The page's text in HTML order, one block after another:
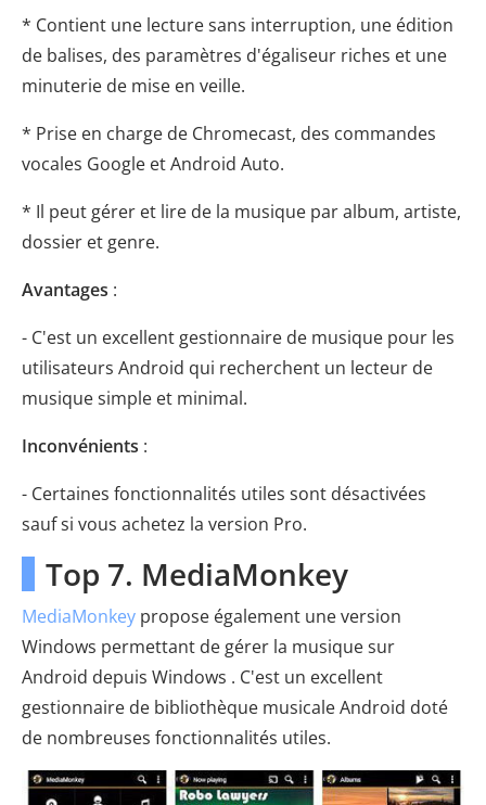
* Contient une lecture sans interruption, une édition
de balises, des paramètres d'égaliseur riches et une
minuterie de mise en veille.
* Prise en charge de Chromecast, des commandes
vocales Google et Android Auto.
* Il peut gérer et lire de la musique par album, artiste,
dossier et genre.
Avantages :
- C'est un excellent gestionnaire de musique pour les
utilisateurs Android qui recherchent un lecteur de
musique simple et minimal.
Inconvénients :
- Certaines fonctionnalités utiles sont désactivées
sauf si vous achetez la version Pro.
Top 7. MediaMonkey
MediaMonkey propose également une version
Windows permettant de gérer la musique sur
Android depuis Windows . C'est un excellent
gestionnaire de bibliothèque musicale Android doté
de nombreuses fonctionnalités utiles.